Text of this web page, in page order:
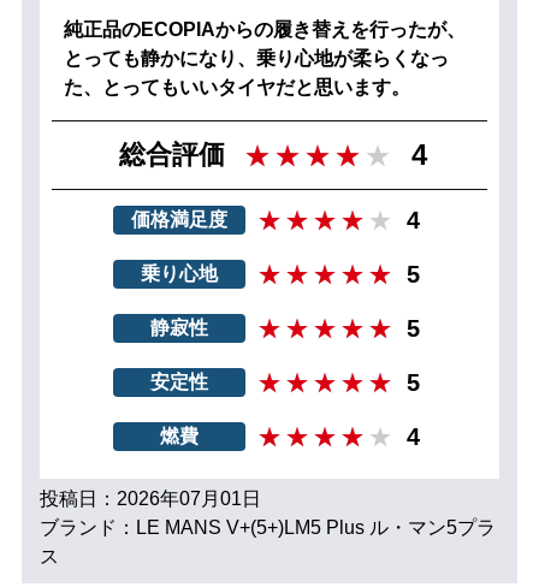
純正品のECOPIAからの履き替えを行ったが、
とっても静かになり、乗り心地が柔らくなっ
た、とってもいいタイヤだと思います。
総合評価 4
価格満足度 4
乗り心地 5
静寂性 5
安定性 5
燃費 4
投稿日：2026年07月01日
ブランド：LE MANS V+(5+)LM5 Plus ル・マン5プラ
ス